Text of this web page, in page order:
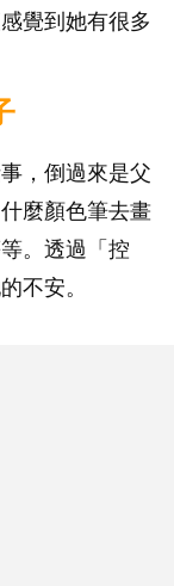
覺到她有很多
，倒過來是父
麼顏色筆去畫
。透過「控
不安。